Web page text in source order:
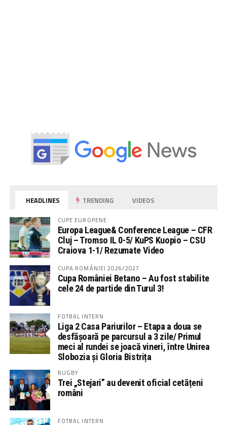
HEADLINES TRENDING VIDEOS
CUPE EUROPENE
Europa League& Conference League – CFR
Cluj – Tromso IL 0-5/ KuPS Kuopio – CSU
Craiova 1-1/ Rezumate Video
CUPA ROMÂNIEI 2026/2027
Cupa României Betano – Au fost stabilite
cele 24 de partide din Turul 3!
FOTBAL INTERN
Liga 2 Casa Pariurilor – Etapa a doua se
desfășoară pe parcursul a 3 zile/ Primul
meci al rundei se joacă vineri, între Unirea
Slobozia și Gloria Bistrița
RUGBY
Trei „Stejari” au devenit oficial cetățeni
români
FOTBAL INTERN